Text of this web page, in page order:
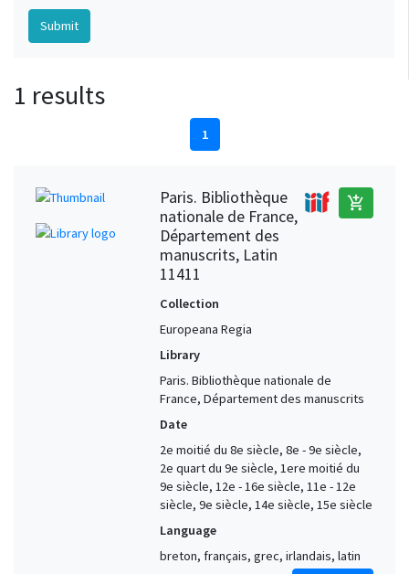
1 results
1
Paris. Bibliothèque
nationale de France,
Département des
manuscrits, Latin
11411
add_shopping_cart
Collection
Europeana Regia
Library
Paris. Bibliothèque nationale de
France, Département des manuscrits
Date
2e moitié du 8e siècle, 8e - 9e siècle,
2e quart du 9e siècle, 1ere moitié du
9e siècle, 12e - 16e siècle, 11e - 12e
siècle, 9e siècle, 14e siècle, 15e siècle
Language
breton, français, grec, irlandais, latin